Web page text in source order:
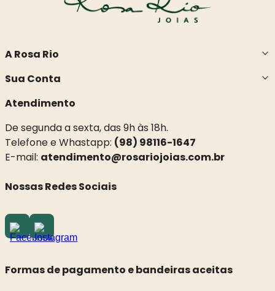
A Rosa Rio
Sua Conta
Atendimento
De segunda a sexta, das 9h às 18h.
Telefone e Whastapp: (98) 98116-1647
E-mail: atendimento@rosariojoias.com.br
Nossas Redes Sociais
Formas de pagamento e bandeiras aceitas